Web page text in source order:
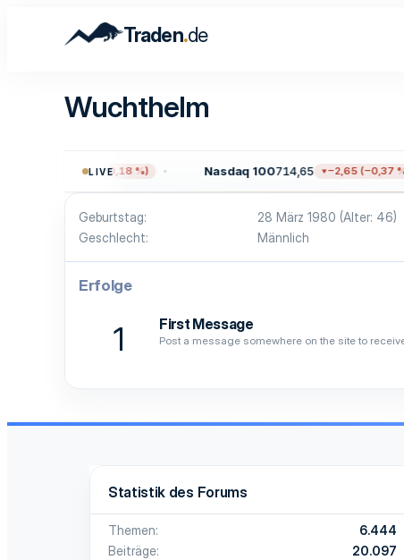
Traden.de
Wuchthelm
LIVE
−13,59 (−0,18 %) Nasdaq 100714,65 −2,65 (−0,37 %)
Geburtstag
28 März 1980 (Alter: 46)
Geschlecht
Männlich
Erfolge
1 First Message
Post a message somewhere on the site to
Statistik des Forums
Themen
6.444
Beiträge
20.097